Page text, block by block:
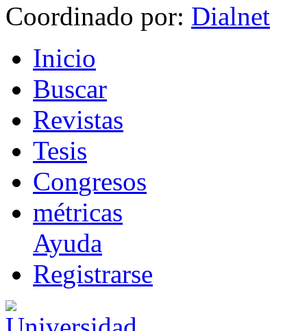
Coordinado por:
Inicio
Buscar
Revistas
Tesis
Congresos
métricas
Ayuda
Registrarse